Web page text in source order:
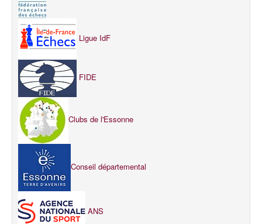
Ligue IdF
FIDE
Clubs de l'Essonne
Conseil départemental
ANS